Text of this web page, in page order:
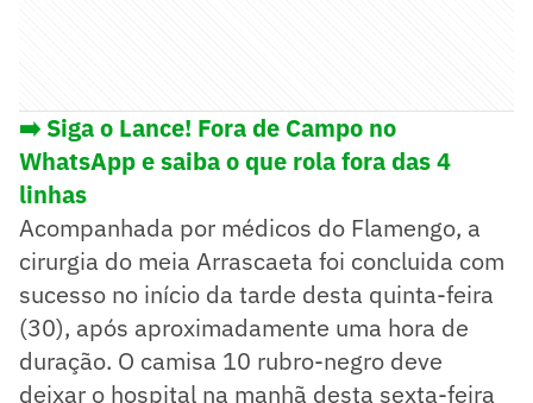
➡️ Siga o Lance! Fora de Campo no
WhatsApp e saiba o que rola fora das 4
linhas
Acompanhada por médicos do Flamengo, a
cirurgia do meia Arrascaeta foi concluida com
sucesso no início da tarde desta quinta-feira
(30), após aproximadamente uma hora de
duração. O camisa 10 rubro-negro deve
deixar o hospital na manhã desta sexta-feira